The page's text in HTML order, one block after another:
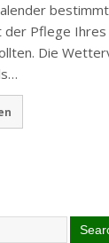
der Pflege
Die